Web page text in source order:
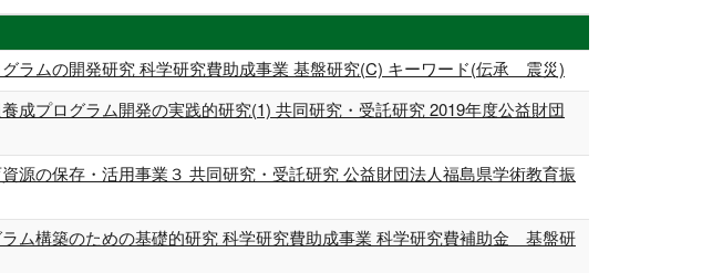
ラムの開発研究 科学研究費助成事業 基盤研究(C) キーワード(伝承 震災)
成プログラム開発の実践的研究(1) 共同研究・受託研究 2019年度公益財団
源の保存・活用事業３ 共同研究・受託研究 公益財団法人福島県学術教育振
ム構築のための基礎的研究 科学研究費助成事業 科学研究費補助金 基盤研